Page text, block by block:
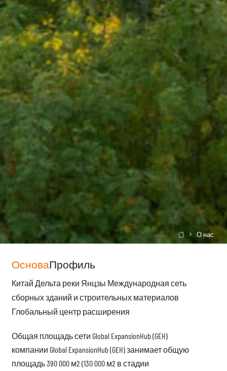
 О нас
ОсноваПрофиль
Китай Дельта реки Янцзы Международная сеть
сборных зданий и строительных материалов
Глобальный центр расширения
Общая площадь сети Global ExpansionHub (GEH)
компании Global ExpansionHub (GEH) занимает общую
площадь 390 000 м2 (130 000 м2 в стадии